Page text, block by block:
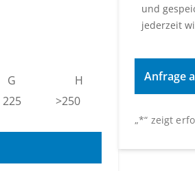
G
H
225 >250
„*“ zeigt
und
jederzeit